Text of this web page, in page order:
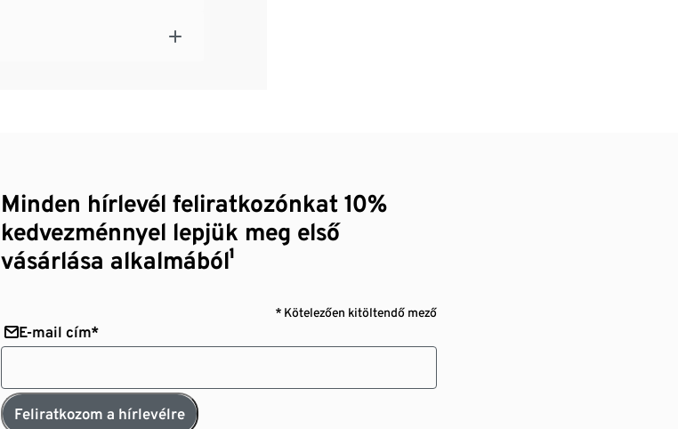
Minden hírlevél feliratkozónkat 10%
kedvezménnyel lepjük meg első
vásárlása alkalmából¹
* Kötelezően kitöltendő mező
E-mail cím*
Feliratkozom a hírlevélre